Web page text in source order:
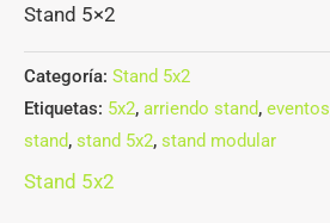
Stand 5×2
Categoría: Stand 5x2
Etiquetas: 5x2, arriendo stand, eventos
stand, stand 5x2, stand modular
Stand 5x2